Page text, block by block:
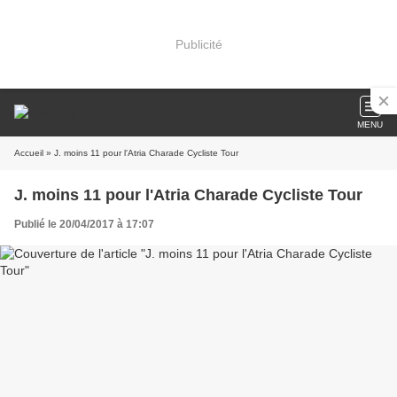
Publicité
MENU
Accueil » J. moins 11 pour l'Atria Charade Cycliste Tour
J. moins 11 pour l'Atria Charade Cycliste Tour
Publié le 20/04/2017 à 17:07